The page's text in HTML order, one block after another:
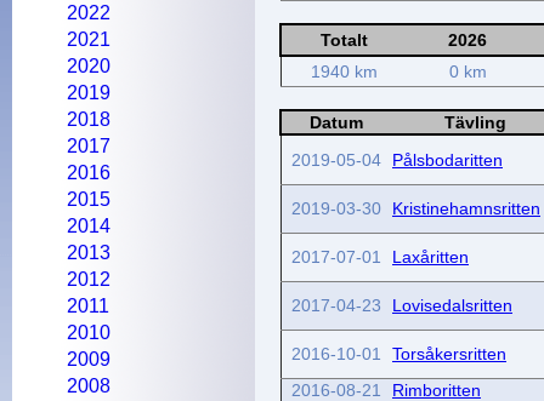
Totalt
2026
1940 km
0 km
Datum
Tävling
2019-05-04
Pålsbodaritten
2019-03-30 Kristinehamnsritten
2017-07-01 Laxåritten
2017-04-23 Lovisedalsritten
2016-10-01
Torsåkersritten
2016-08-21
Rimboritten
2022
2021
2020
2019
2018
2017
2016
2015
2014
2013
2012
2011
2010
2009
2008